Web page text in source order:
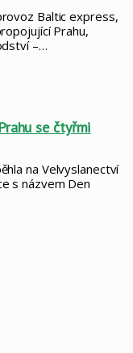
Baltic express,
Prahu,
–…
se čtyřmi
na Velvyslanectví
s názvem Den